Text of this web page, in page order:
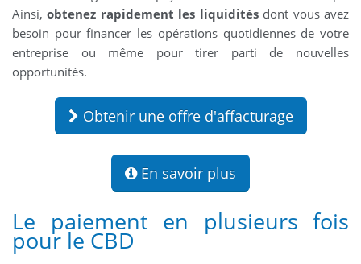
Ainsi,obtenez rapidement les liquiditésdont vous avez
besoin pour financer les opérations quotidiennes de votre
entreprise ou même pour tirer parti de nouvelles
opportunités.
Obtenir une offre d'affacturage
En savoir plus
Le paiement en plusieurs fois
pour le CBD